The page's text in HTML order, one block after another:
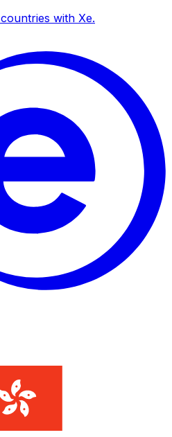
with Xe.